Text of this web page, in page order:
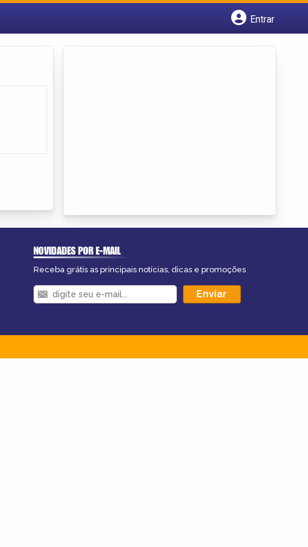
Entrar
NOVIDADES POR E-MAIL
Receba grátis as principais notícias, dicas e promoções